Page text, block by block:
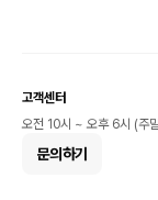
고객센터
오전 10시 ~ 오후 6시 (주
문의하기